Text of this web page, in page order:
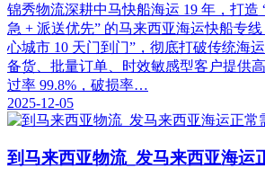
锦秀物流深耕中马快船海运 19 年，打造
急 + 派送优先” 的马来西亚海运快船专
心城市 10 天门到门”，彻底打破传统海
备货、批量订单、时效敏感型客户提供
过率 99.8%，破损率…
2025-12-05
到马来西亚物流_发马来西亚海运